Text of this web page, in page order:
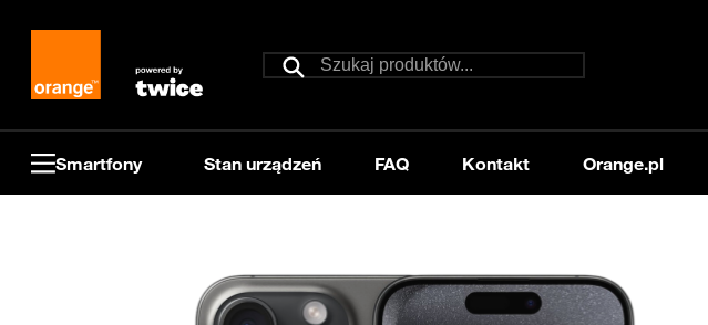
Szukaj
Szukaj
Smartfony Stan urządzeń FAQ Kontakt Orange.pl